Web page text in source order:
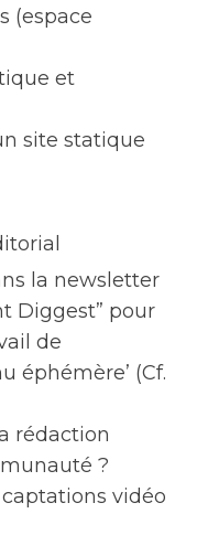
(espace
et
site statique
la newsletter
Diggest” pour
de
éphémère’ (Cf.
rédaction
?
vidéo